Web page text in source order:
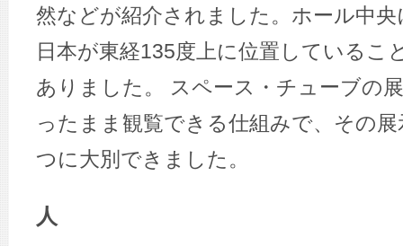
然などが紹介されました。ホール中
日本が東経135度上に位置しているこ
ありました。 スペース・チューブの
ったまま観覧できる仕組みで、その
つに大別できました。
人